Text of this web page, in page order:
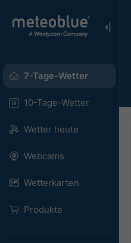
7-Tage-Wetter
10-Tage-Wetter
Wetter heute
Webcams
Wetterkarten
Produkte